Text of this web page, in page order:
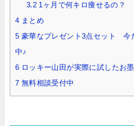
3.2 1ヶ月で何キロ痩せるの？
4 まとめ
5 豪華なプレゼント3点セット 今
中♪
6 ロッキー山田が実際に試したお
7 無料相談受付中